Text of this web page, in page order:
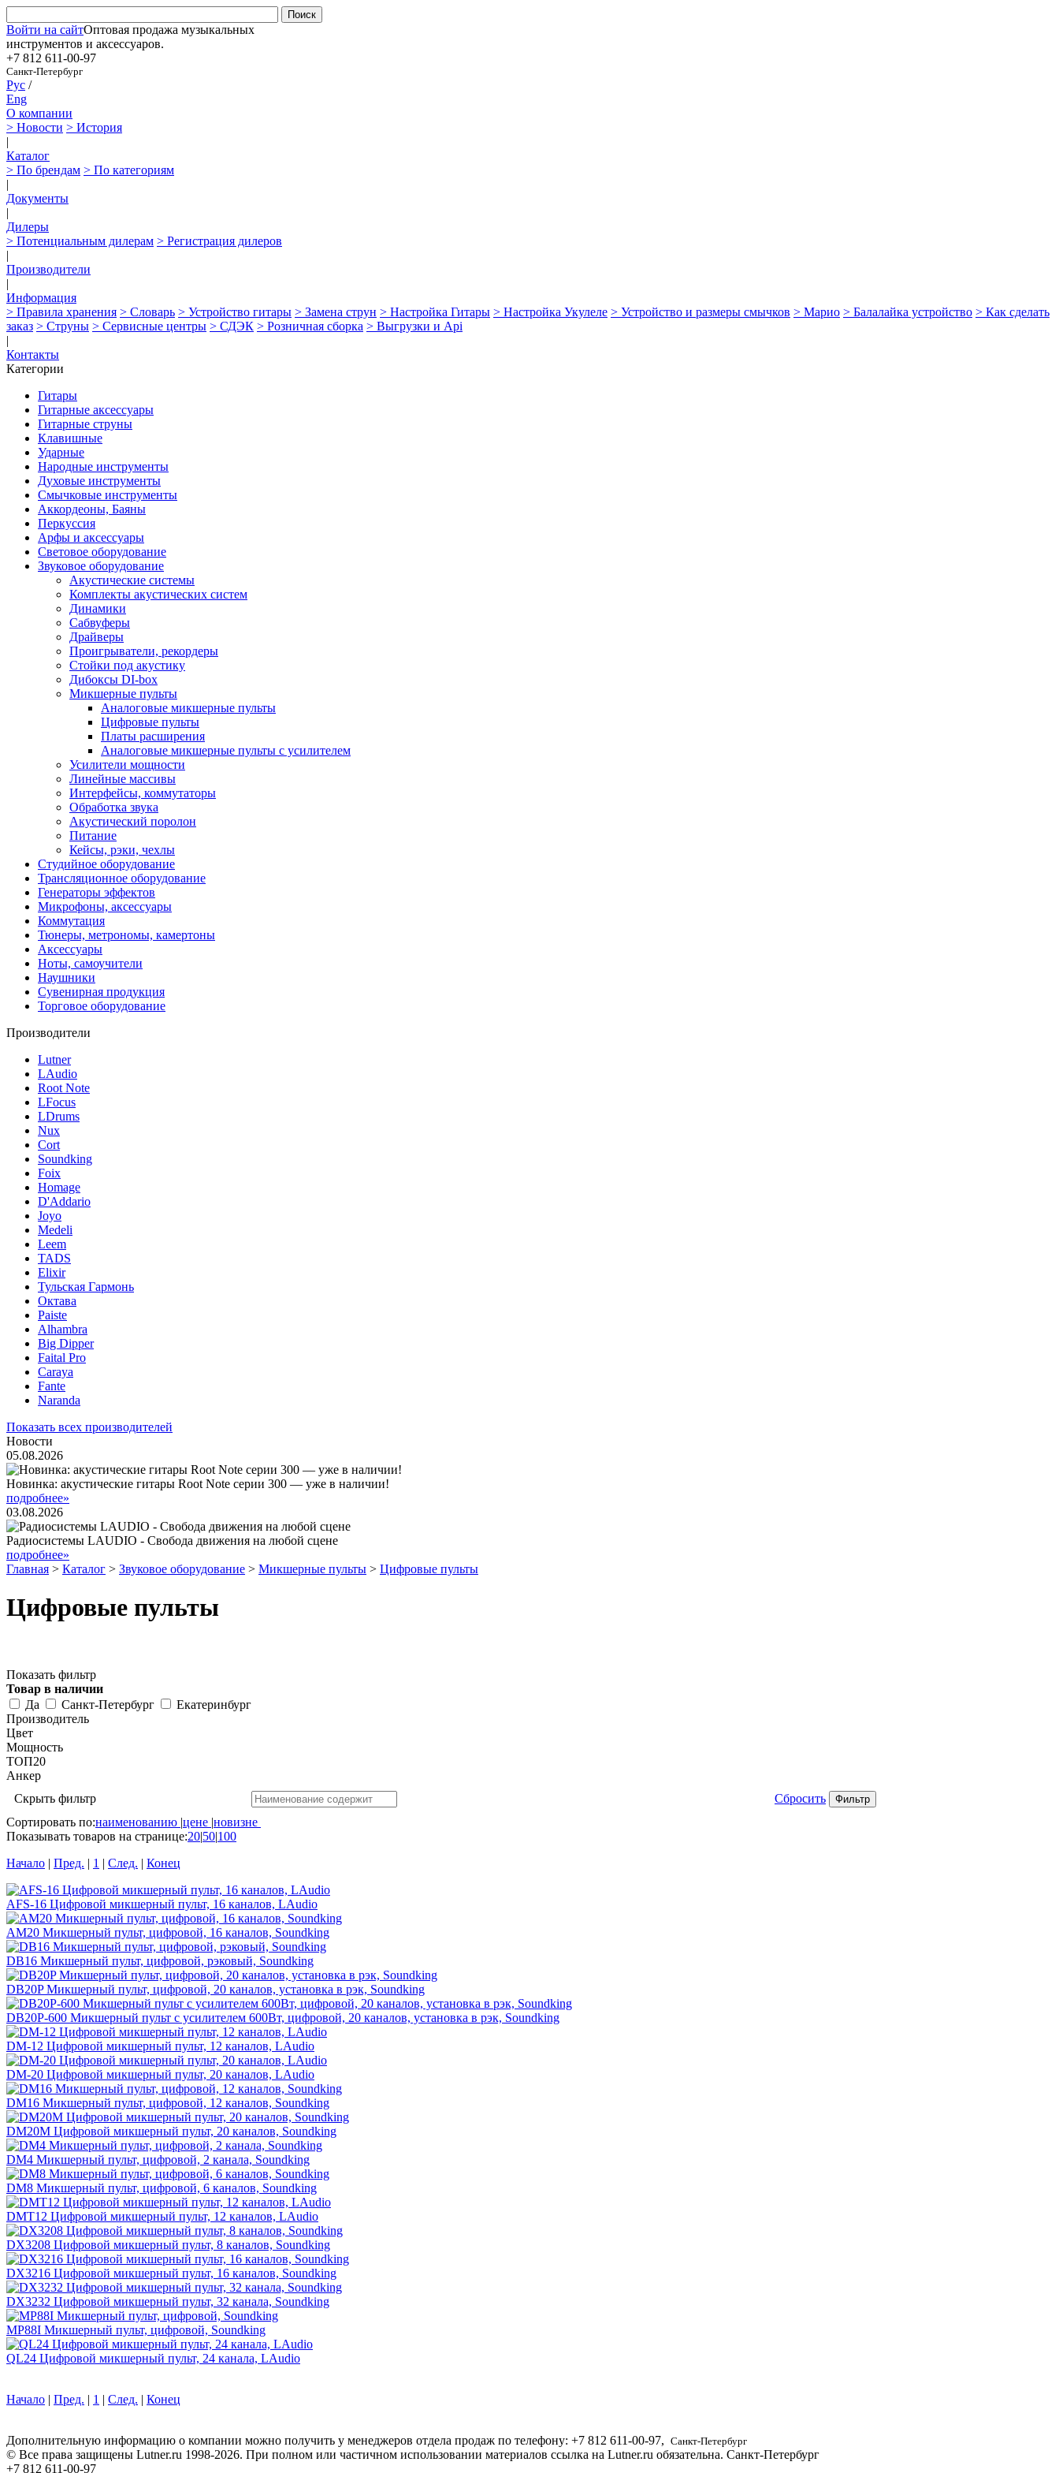
Войти на сайтОптовая продажа музыкальных
инструментов и аксессуаров.
+7 812 611-00-97
Санкт-Петербург
Рус /
Eng
О компании
> Новости > История
|
Каталог
> По брендам > По категориям
|
Документы
|
Дилеры
> Потенциальным дилерам > Регистрация дилеров
|
Производители
|
Информация
> Правила хранения > Словарь > Устройство гитары > Замена струн > Настройка Гитары > Настройка Укулеле > Устройство и размеры смычков > Марио > Балалайка устройство > Как сделать
заказ > Струны > Сервисные центры > СДЭК > Розничная сборка > Выгрузки и Api
|
Контакты
Категории
Гитары
Гитарные аксессуары
Гитарные струны
Клавишные
Ударные
Народные инструменты
Духовые инструменты
Смычковые инструменты
Аккордеоны, Баяны
Перкуссия
Арфы и аксессуары
Световое оборудование
Звуковое оборудование
Акустические системы
Комплекты акустических систем
Динамики
Сабвуферы
Драйверы
Проигрыватели, рекордеры
Стойки под акустику
Дибоксы DI-box
Микшерные пульты
Аналоговые микшерные пульты
Цифровые пульты
Платы расширения
Аналоговые микшерные пульты с усилителем
Усилители мощности
Линейные массивы
Интерфейсы, коммутаторы
Обработка звука
Акустический поролон
Питание
Кейсы, рэки, чехлы
Студийное оборудование
Трансляционное оборудование
Генераторы эффектов
Микрофоны, аксессуары
Коммутация
Тюнеры, метрономы, камертоны
Аксессуары
Ноты, самоучители
Наушники
Сувенирная продукция
Торговое оборудование
Производители
Lutner
LAudio
Root Note
LFocus
LDrums
Nux
Cort
Soundking
Foix
Homage
D'Addario
Joyo
Medeli
Leem
TADS
Elixir
Тульская Гармонь
Октава
Paiste
Alhambra
Big Dipper
Faital Pro
Caraya
Fante
Naranda
Показать всех производителей
Новости
05.08.2026
Новинка: акустические гитары Root Note серии 300 — уже в наличии!
подробнее»
03.08.2026
Радиосистемы LAUDIO - Свобода движения на любой сцене
подробнее»
Главная > Каталог > Звуковое оборудование > Микшерные пульты > Цифровые пульты
Цифровые пульты
Показать фильтр
Товар в наличии
Да
Санкт-Петербург
Екатеринбург
Производитель
Цвет
Мощность
ТОП20
Анкер
Скрыть фильтр
Сбросить
Сортировать по:наименованию |цене |новизне
Показывать товаров на странице:20|50|100
Начало | Пред. | 1 | След. | Конец
AFS-16 Цифровой микшерный пульт, 16 каналов, LAudio
AM20 Микшерный пульт, цифровой, 16 каналов, Soundking
DB16 Микшерный пульт, цифровой, рэковый, Soundking
DB20P Микшерный пульт, цифровой, 20 каналов, установка в рэк, Soundking
DB20P-600 Микшерный пульт с усилителем 600Вт, цифровой, 20 каналов, установка в рэк, Soundking
DM-12 Цифровой микшерный пульт, 12 каналов, LAudio
DM-20 Цифровой микшерный пульт, 20 каналов, LAudio
DM16 Микшерный пульт, цифровой, 12 каналов, Soundking
DM20M Цифровой микшерный пульт, 20 каналов, Soundking
DM4 Микшерный пульт, цифровой, 2 канала, Soundking
DM8 Микшерный пульт, цифровой, 6 каналов, Soundking
DMT12 Цифровой микшерный пульт, 12 каналов, LAudio
DX3208 Цифровой микшерный пульт, 8 каналов, Soundking
DX3216 Цифровой микшерный пульт, 16 каналов, Soundking
DX3232 Цифровой микшерный пульт, 32 канала, Soundking
MP88I Микшерный пульт, цифровой, Soundking
QL24 Цифровой микшерный пульт, 24 канала, LAudio
Начало | Пред. | 1 | След. | Конец
Дополнительную информацию о компании можно получить у менеджеров отдела продаж по телефону: +7 812 611-00-97, Санкт-Петербург
© Все права защищены Lutner.ru 1998-2026. При полном или частичном использовании материалов ссылка на Lutner.ru обязательна. Санкт-Петербург
+7 812 611-00-97